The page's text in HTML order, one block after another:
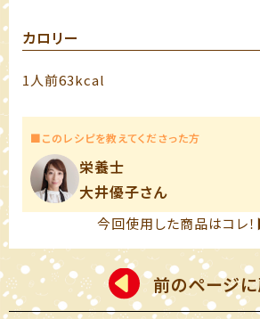
カロリー
1人前63kcal
■このレシピを教えてくださった方
栄養士
大井優子さん
今回使用した商品はコレ
前のページ